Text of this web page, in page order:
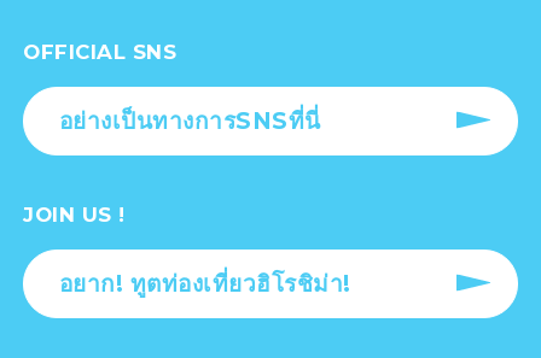
OFFICIAL SNS
อย่างเป็นทางการSNSที่นี่
JOIN US !
อยาก! ทูตท่องเที่ยวฮิโรชิม่า!